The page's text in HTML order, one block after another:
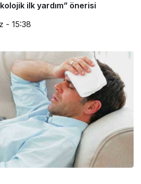
ilk yardım” önerisi
- 15:38